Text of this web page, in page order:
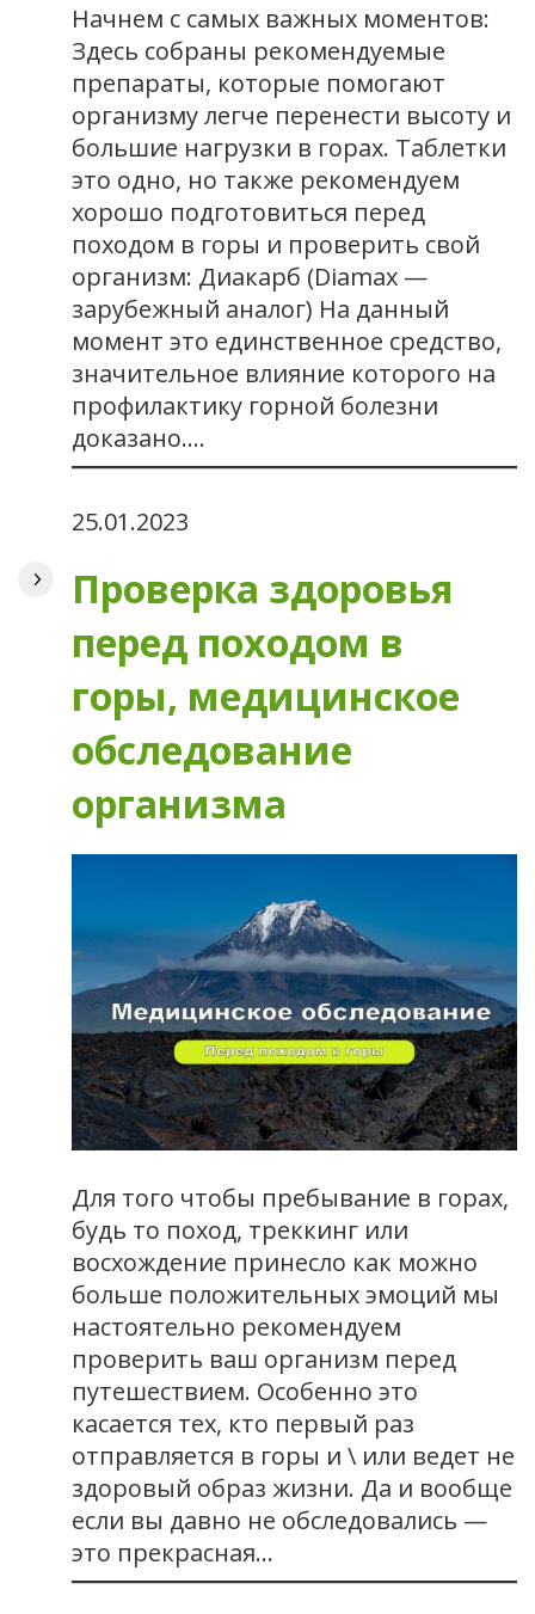
Начнем с самых важных моментов:
Здесь собраны рекомендуемые
препараты, которые помогают
организму легче перенести высоту и
большие нагрузки в горах. Таблетки
это одно, но также рекомендуем
хорошо подготовиться перед
походом в горы и проверить свой
организм: Диакарб (Diamax —
зарубежный аналог) На данный
момент это единственное средство,
значительное влияние которого на
профилактику горной болезни
доказано.…
25.01.2023
Проверка здоровья
перед походом в
горы, медицинское
обследование
организма
Для того чтобы пребывание в горах,
будь то поход, треккинг или
восхождение принесло как можно
больше положительных эмоций мы
настоятельно рекомендуем
проверить ваш организм перед
путешествием. Особенно это
касается тех, кто первый раз
отправляется в горы и \ или ведет не
здоровый образ жизни. Да и вообще
если вы давно не обследовались —
это прекрасная…